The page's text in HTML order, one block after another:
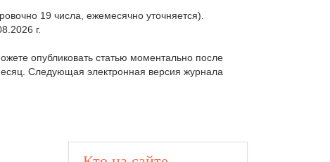
19 числа, ежемесячно уточняется).
г.
опубликовать статью моментально после
Следующая электронная версия журнала